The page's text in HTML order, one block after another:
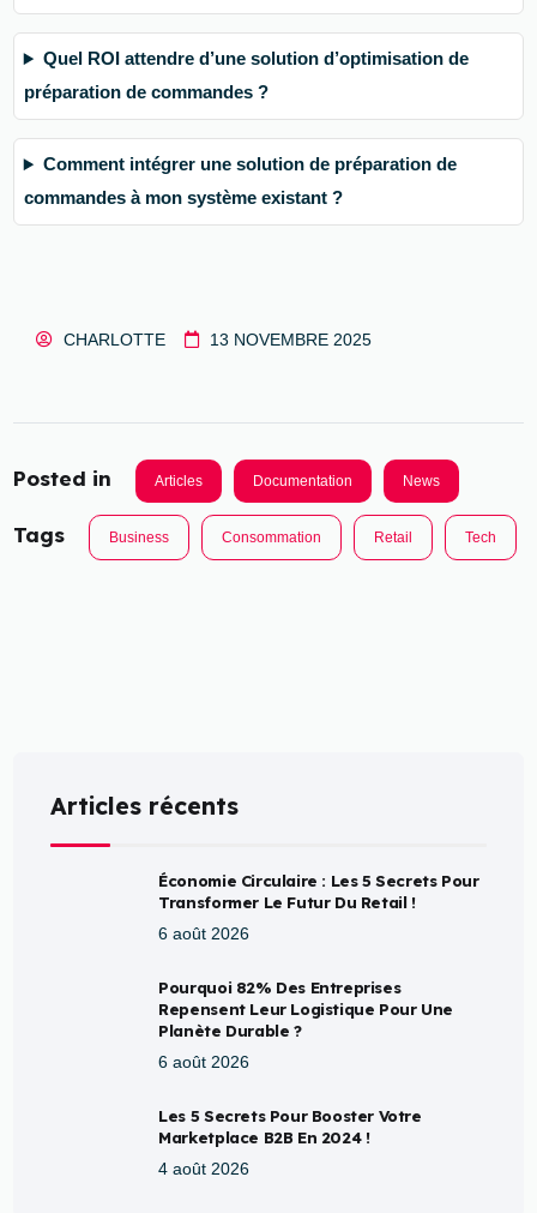
Quel ROI attendre d’une solution d’optimisation de
préparation de commandes ?
Comment intégrer une solution de préparation de
commandes à mon système existant ?
CHARLOTTE 13 NOVEMBRE 2025
Posted in Articles Documentation News
Tags Business Consommation Retail Tech
Articles récents
Économie Circulaire : Les 5 Secrets Pour
Transformer Le Futur Du Retail !
6 août 2026
Pourquoi 82% Des Entreprises
Repensent Leur Logistique Pour Une
Planète Durable ?
6 août 2026
Les 5 Secrets Pour Booster Votre
Marketplace B2B En 2024 !
4 août 2026